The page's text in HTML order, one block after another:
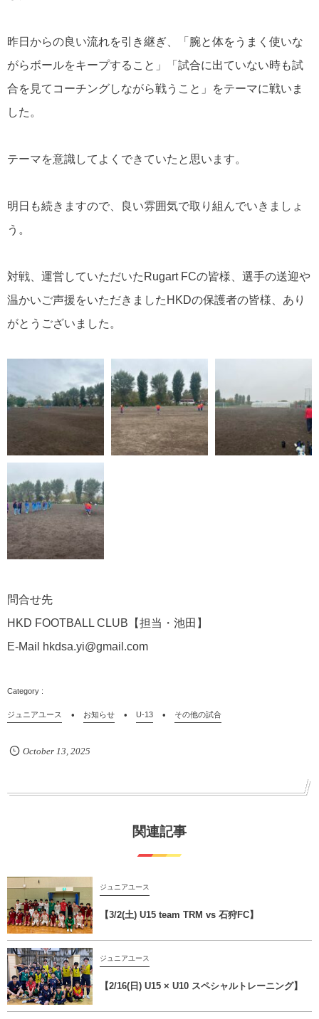
昨日からの良い流れを引き継ぎ、「腕と体をうまく使いな
がらボールをキープすること」「試合に出ていない時も試
合を見てコーチングしながら戦うこと」をテーマに戦いま
した。
テーマを意識してよくできていたと思います。
明日も続きますので、良い雰囲気で取り組んでいきましょ
う。
対戦、運営していただいたRugart FCの皆様、選手の送迎や
温かいご声援をいただきましたHKDの保護者の皆様、あり
がとうございました。
問合せ先
HKD FOOTBALL CLUB【担当・池田】
E-Mail hkdsa.yi@gmail.com
ジュニアユース お知らせ U-13 その他の試合
October 13 2025
関連記事
ジュニアユース
【3/2(土) U15 team TRM vs 石狩FC】
ジュニアユース
【2/16(日) U15 × U10 スペシャルトレーニング】